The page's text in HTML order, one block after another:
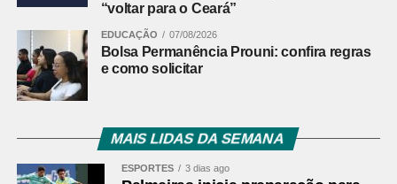
Apesar da relevância econômica e social, a CIC enfrenta
desafios típicos de grandes centros urbanos. O bairro
aparece em segundo lugar no ranking de crimes contra o
patrimônio em 2025, com 2.545 ocorrências registradas
apenas no primeiro semestre, ficando atrás apenas do
Além da questão da segurança, o trânsito intenso e as
demandas por urbanização acompanham o crescimento
“voltar para o Ceará”
EDUCAÇÃO 07/08/2026
Bolsa Permanência Prouni: confira regras
e como solicitar
MAIS LIDAS DA SEMANA
ESPORTES 3 dias ago